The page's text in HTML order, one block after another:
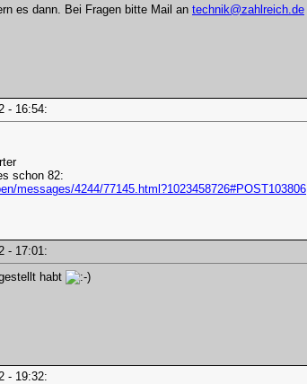
es dann. Bei Fragen bitte Mail an technik@zahlreich.de
- 16:54:
schon 82:
messages/4244/77145.html?1023458726#POST103806
- 17:01:
habt
- 19:32: